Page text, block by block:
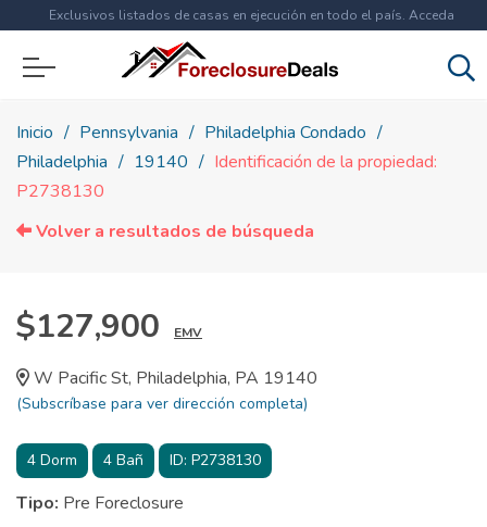
Exclusivos listados de casas en ejecución en todo el país. Acceda
ahora a
Inicio Pennsylvania
Philadelphia Condado
Philadelphia
19140
Identificación de la propiedad:
P2738130
Volver a resultados de búsqueda
$127,900 EMV
W Pacific St, Philadelphia, PA 19140
(Subscríbase para ver dirección completa)
4 Dorm 4 Bañ ID: P2738130
Tipo: Pre Foreclosure